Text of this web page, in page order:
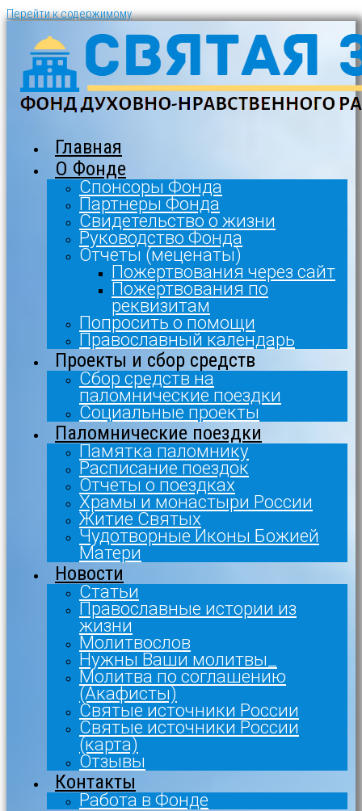
Перейти к содержимому
Главная
О Фонде
Спонсоры Фонда
Партнеры Фонда
Свидетельство о жизни
Руководство Фонда
Отчеты (меценаты)
Пожертвования через сайт
Пожертвования по
реквизитам
Попросить о помощи
Православный календарь
Проекты и сбор средств
Сбор средств на
паломнические поездки
Социальные проекты
Паломнические поездки
Памятка паломнику
Расписание поездок
Отчеты о поездках
Храмы и монастыри России
Житие Святых
Чудотворные Иконы Божией
Матери
Новости
Статьи
Православные истории из
жизни
Молитвослов
Нужны Ваши молитвы_
Молитва по соглашению
(Акафисты)
Святые источники России
Святые источники России
(карта)
Отзывы
Контакты
Работа в Фонде